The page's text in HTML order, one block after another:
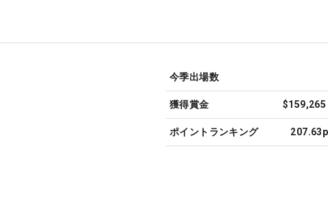
今季出場数
獲得賞金 $159,265
ポイントランキング